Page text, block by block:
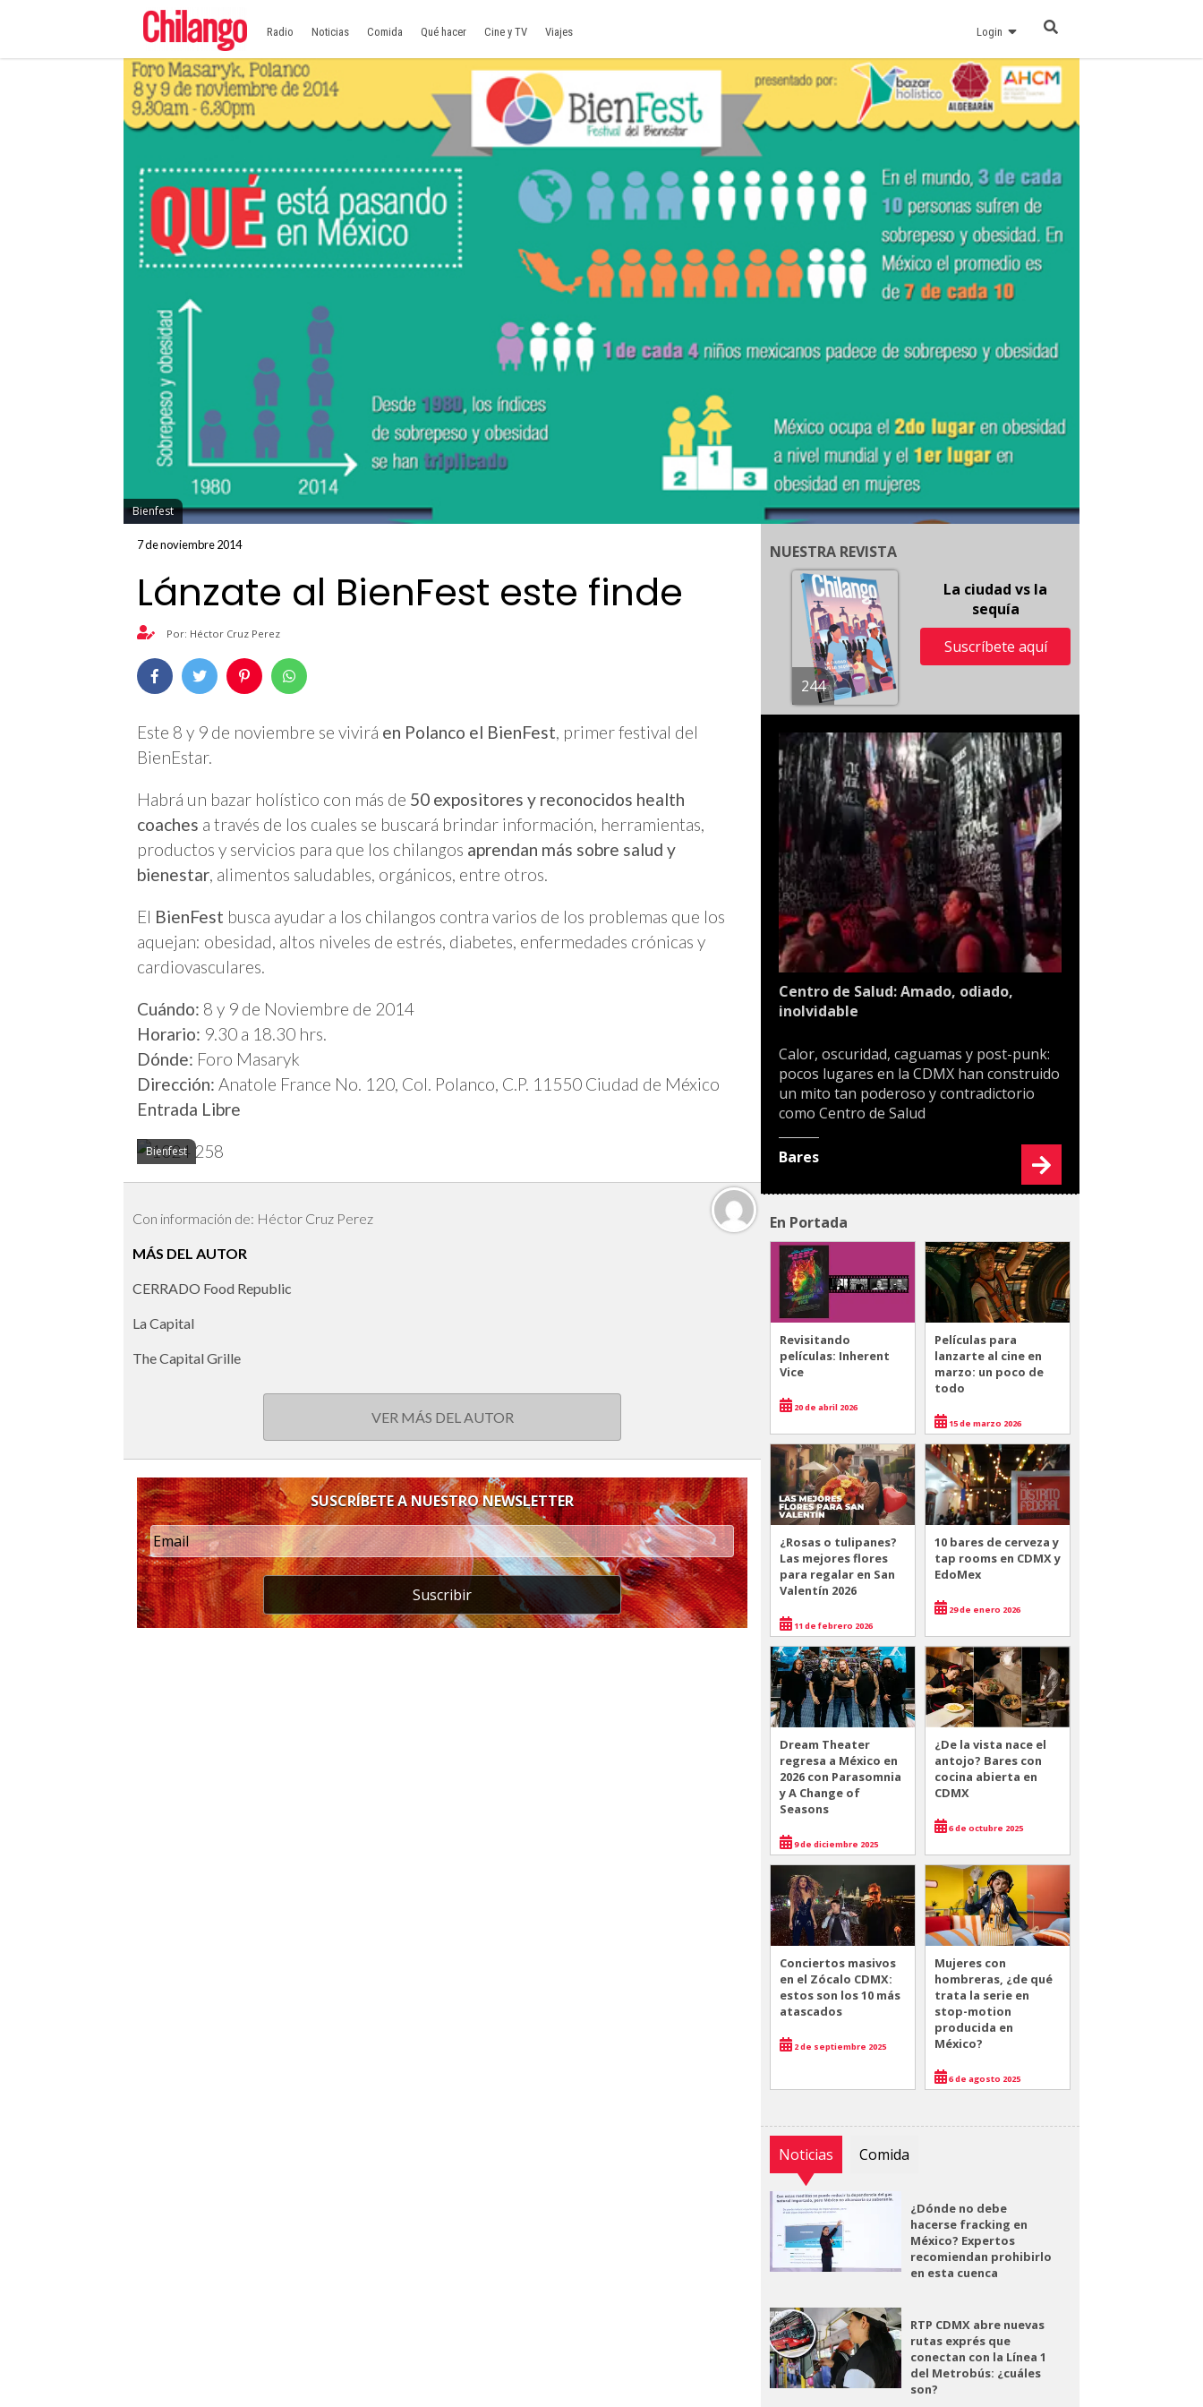
Radio Noticias Comida Qué hacer Cine y TV Viajes Login
Bienfest
7 de noviembre 2014
Lánzate al BienFest este finde
Por: Héctor Cruz Perez
Este 8 y 9 de noviembre se vivirá en Polanco el BienFest, primer festival del
BienEstar.
Habrá un bazar holístico con más de 50 expositores y reconocidos health
coaches a través de los cuales se buscará brindar información, herramientas,
productos y servicios para que los chilangos aprendan más sobre salud y
bienestar, alimentos saludables, orgánicos, entre otros.
El BienFest busca ayudar a los chilangos contra varios de los problemas que los
aquejan: obesidad, altos niveles de estrés, diabetes, enfermedades crónicas y
cardiovasculares.
Cuándo: 8 y 9 de Noviembre de 2014
Horario: 9.30 a 18.30 hrs.
Dónde: Foro Masaryk
Dirección: Anatole France No. 120, Col. Polanco, C.P. 11550 Ciudad de México
Entrada Libre
Bienfest
Con información de: Héctor Cruz Perez
MÁS DEL AUTOR
CERRADO Food Republic
La Capital
The Capital Grille
VER MÁS DEL AUTOR
SUSCRÍBETE A NUESTRO NEWSLETTER
Suscribir
NUESTRA REVISTA
244
La ciudad vs la
sequía
Suscríbete aquí
Centro de Salud: Amado, odiado,
inolvidable
Calor, oscuridad, caguamas y post-punk:
pocos lugares en la CDMX han construido
un mito tan poderoso y contradictorio
como Centro de Salud
Bares
En Portada
Revisitando
películas: Inherent
Vice
20 de abril 2026
Películas para
lanzarte al cine en
marzo: un poco de
todo
15 de marzo 2026
¿Rosas o tulipanes?
Las mejores flores
para regalar en San
Valentín 2026
11 de febrero 2026
10 bares de cerveza y
tap rooms en CDMX y
EdoMex
29 de enero 2026
Dream Theater
regresa a México en
2026 con Parasomnia
y A Change of
Seasons
9 de diciembre 2025
¿De la vista nace el
antojo? Bares con
cocina abierta en
CDMX
6 de octubre 2025
Conciertos masivos
en el Zócalo CDMX:
estos son los 10 más
atascados
2 de septiembre 2025
Mujeres con
hombreras, ¿de qué
trata la serie en
stop-motion
producida en
México?
6 de agosto 2025
Noticias Comida
¿Dónde no debe
hacerse fracking en
México? Expertos
recomiendan prohibirlo
en esta cuenca
RTP CDMX abre nuevas
rutas exprés que
conectan con la Línea 1
del Metrobús: ¿cuáles
son?